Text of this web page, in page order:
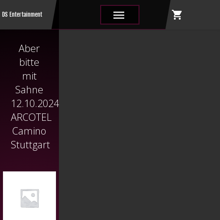
DS Entertainment ||| shopping_cart
Aber
bitte
mit
Sahne
12.10.2024
ARCOTEL
Camino
Stuttgart